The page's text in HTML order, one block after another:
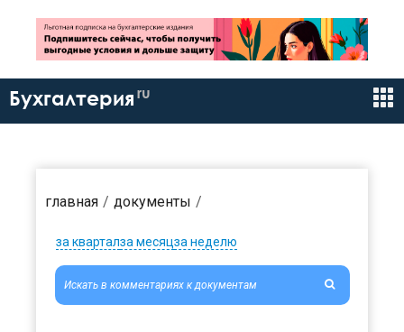
Бухгалтерия ru
главная документы
за кварталза месяцза неделю